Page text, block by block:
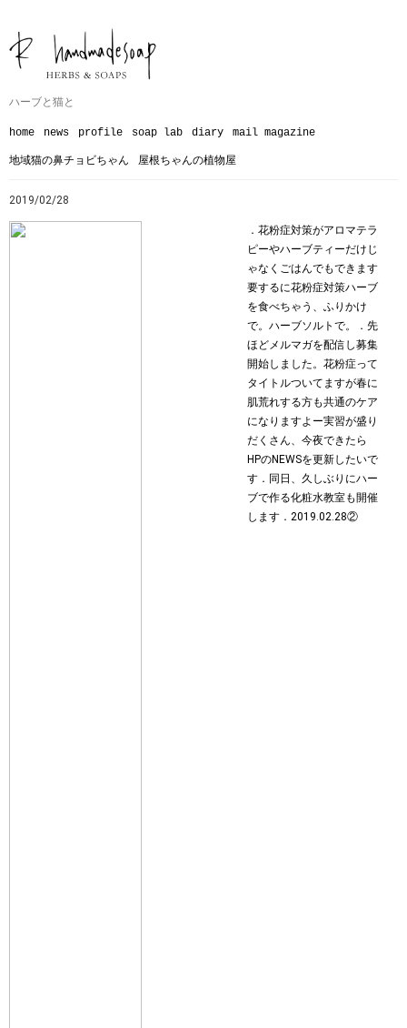
ハーブと猫と
home news profile soap lab diary mail magazine
地域猫の鼻チョビちゃん 屋根ちゃんの植物屋
2019/02/28
．花粉症対策がアロマテラ
ピーやハーブティーだけじ
ゃなくごはんでもできます
要するに花粉症対策ハーブ
を食べちゃう、ふりかけ
で。ハーブソルトで。．先
ほどメルマガを配信し募集
開始しました。花粉症って
タイトルついてますが春に
肌荒れする方も共通のケア
になりますよー︎実習が盛り
だくさん、今夜できたら
HPのNEWSを更新したいで
す．同日、久しぶりにハー
ブで作る化粧水教室も開催
します．2019.02.28②